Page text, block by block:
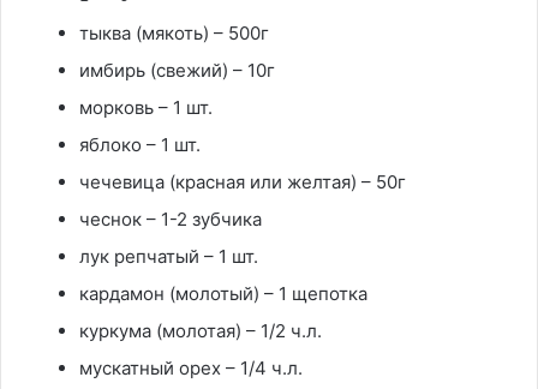
тыква (мякоть) – 500г
имбирь (свежий) – 10г
морковь – 1 шт.
яблоко – 1 шт.
чечевица (красная или желтая) – 50г
чеснок – 1-2 зубчика
лук репчатый – 1 шт.
кардамон (молотый) – 1 щепотка
куркума (молотая) – 1/2 ч.л.
мускатный орех – 1/4 ч.л.